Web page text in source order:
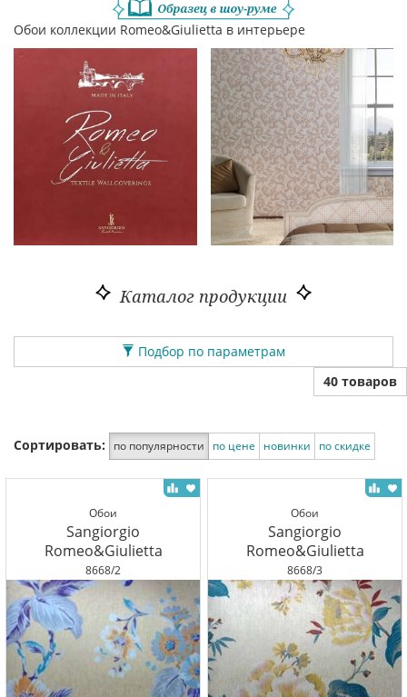
Обои коллекции Romeo&Giulietta в интерьере
Каталог продукции
Подбор по параметрам
40 товаров
Сортировать: по популярности по цене новинки по скидке
Обои
Sangiorgio
Romeo&Giulietta
8668/2
Обои
Sangiorgio
Romeo&Giulietta
8668/3